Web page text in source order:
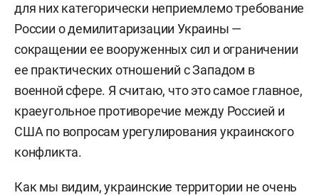
для них категорически неприемлемо требование
России о демилитаризации Украины —
сокращении ее вооруженных сил и ограничении
ее практических отношений с Западом в
военной сфере. Я считаю, что это самое главное,
краеугольное противоречие между Россией и
США по вопросам урегулирования украинского
конфликта.
Как мы видим, украинские территории не очень